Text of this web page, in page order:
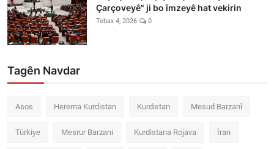
Çarçoveyê" ji bo îmzeyê hat vekirin
Tebax 4, 2026 0
Tagên Navdar
Asos Herema Kurdistan Kurdistan Mesud Barzanî
Türkiye Mesrur Barzani Kurdistana Rojava İran